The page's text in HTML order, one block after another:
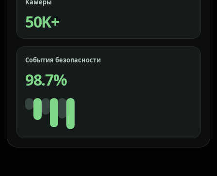
Камеры
50K+
События безопасности
98.7%